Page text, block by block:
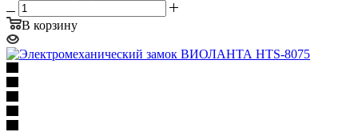
В корзину